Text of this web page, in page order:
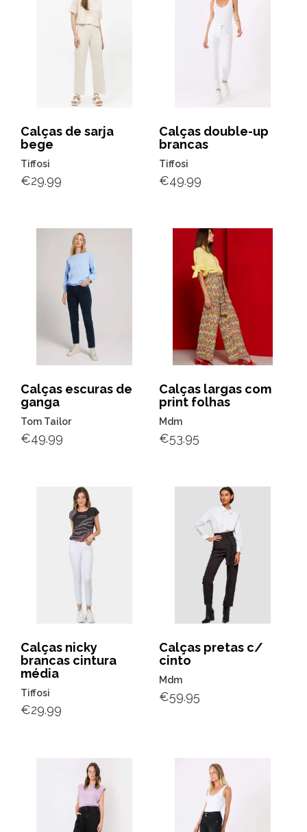
Calças de sarja
bege
Tiffosi
€29.99
Calças double-up
brancas
Tiffosi
€49.99
Calças escuras de
ganga
Tom Tailor
€49.99
Calças largas com
print folhas
Mdm
€53.95
Calças nicky
brancas cintura
média
Tiffosi
€29.99
Calças pretas c/
cinto
Mdm
€59.95